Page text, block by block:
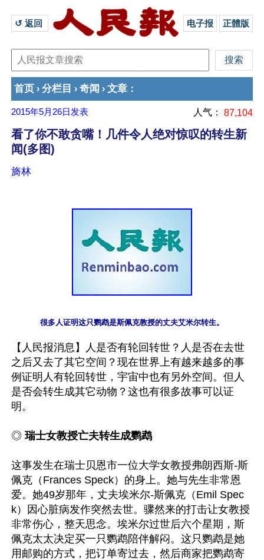
↺ 返回 电子报 正體版
首页 › 分栏目 › 奇闻 › 文章 ：
2015年5月26日 发表 人气： 87,104
看了你不敢贪嘴！几件令人绝对惊叹的转生新
闻(多图)
旖林
【人民报消息】人是否有轮回转世？人是否在去世
之后又去了其它空间？现在世界上有越来越多的事
例证明人有轮回转世，宇宙中也有另外空间。但人
是否会转生成其它动物？这也有很多故事可以证
明。
◎ 瑞士女教授亡夫转生成鹦鹉
这事发生在瑞士贝恩市一位大学女教授弗朗西斯-斯
佩克（Frances Speck）的身上。她与先生非常恩
爱。她49岁那年，丈夫埃米尔-斯佩克（Emil Spec
k）因心脏病发作突然去世。骤然来的打击让女教授
非常伤心，整天思念。埃米尔过世后六个星期，斯
佩克太太决定买一只鹦鹉陪伴解闷。这只鹦鹉是她
用邮购的方式，把订单寄过去，然后商家把鹦鹉寄